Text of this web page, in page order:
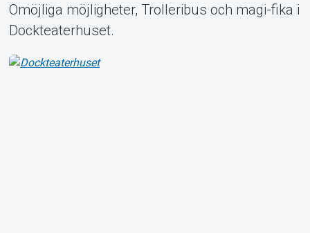
Omöjliga möjligheter, Trolleribus och magi-fika i
Dockteaterhuset.